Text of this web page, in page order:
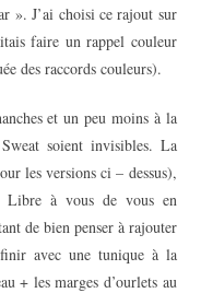
». J’ai choisi ce rajout sur
faire un rappel couleur
des raccords couleurs).
et un peu moins à la
soient invisibles. La
les versions ci – dessus),
Libre à vous de vous en
de bien penser à rajouter
finir avec une tunique à la
+ les marges d’ourlets au